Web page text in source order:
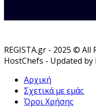
REGISTA.gr - 2025 ©
HostChefs - Updated by
Αρχική
Σχετικά με εμάς
Όροι Χρήσης